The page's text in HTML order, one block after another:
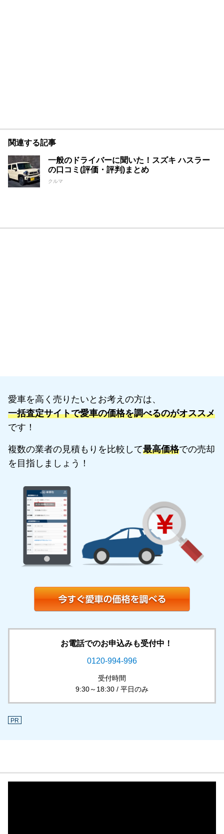
関連する記事
一般のドライバーに聞いた！スズキ ハスラー
の口コミ(評価・評判)まとめ
クルマ
愛車を高く売りたいとお考えの方は、
一括査定サイトで愛車の価格を調べるのがオススメ
です！
複数の業者の見積もりを比較して最高価格での売却
を目指しましょう！
お電話でのお申込みも受付中！
0120-994-996
受付時間
9:30～18:30 / 平日のみ
PR